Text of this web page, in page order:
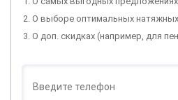
О выборе оптимальных
О доп. скидках (например, для